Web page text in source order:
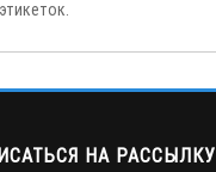
НА РАССЫЛКУ